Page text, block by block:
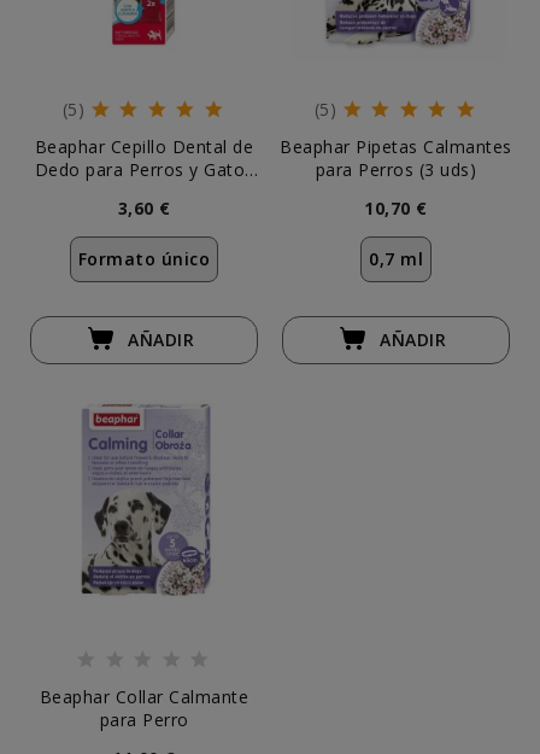
(5)
Beaphar Cepillo Dental de
Dedo para Perros y Gatos
3,60 €
Formato único
AÑADIR
(5)
Beaphar Pipetas Calmantes
para Perros (3 uds)
10,70 €
0,7 ml
AÑADIR
Beaphar Collar Calmante
para Perro